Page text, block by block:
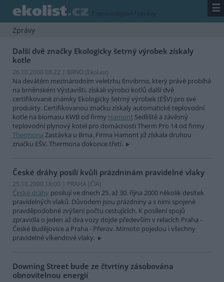
/ zpravodajství / zprávy ☰
Zprávy
Další dvě značky Ekologicky šetrný výrobek získaly
kotle
26.10.2000 08:22 | BRNO (EkoList)
Na devátém mezinárodním veletrhu Envibrno, který právě probíhá
na brněnském Výstavišti, získali výrobci kotlů další dvě
certifikované známky Ekologicky šetrný výrobek (EŠV) pro své
produkty. Certifikovanou značku získaly automatické teplovodní
kotle na biomasu KWB od firmy Hamont Sedliště a závěsný
teplovodní plynový kotel pro domácnosti Therm Pro 14 od firmy
Thermona Zastávka u Brna. Firma Hamont již získala druhou
značku EŠV, Thermona dokonce třetí.
České dráhy posílí kvůli prázdninám pravidelné vlaky
25.10.2000 18:00 | PRAHA (ČIA)
České dráhy posilují ve dnech 25. až 30. října 2000 několik desítek
pravidelných vlaků. Důvodem jsou prázdniny a s nimi spojené
pravděpodobné zvýšení počtu cestujících. K posílení spojů
zpravidla o jeden až dva vozy dojde především v relacích Praha -
České Budějovice a Praha - Přerov. Mimoto pojedou i všechny
pravidelné víkendové vlaky.
Downing Street bude ze čtvrtiny zásobována
obnovitelnou energií